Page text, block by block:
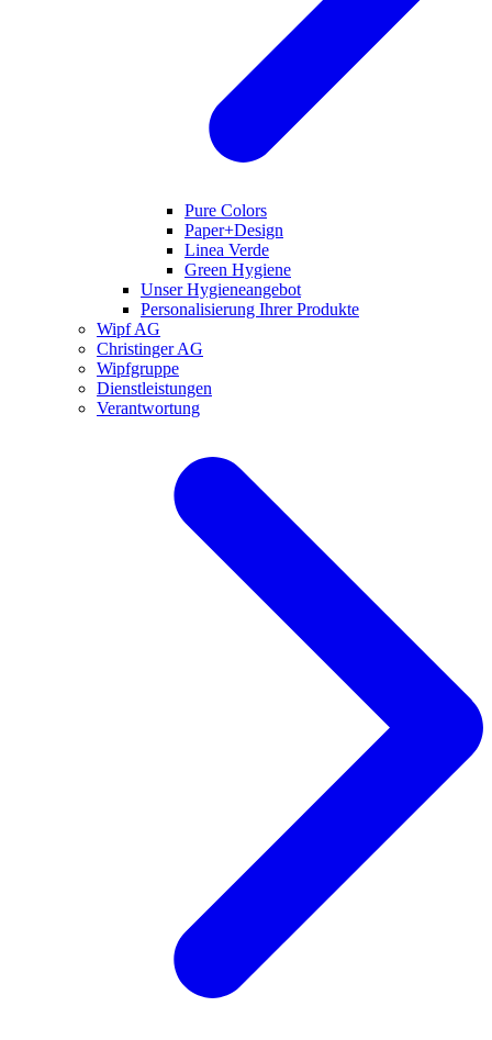
Pure Colors
Paper+Design
Linea Verde
Green Hygiene
Unser Hygieneangebot
Personalisierung Ihrer Produkte
Wipf AG
Christinger AG
Wipfgruppe
Dienstleistungen
Verantwortung